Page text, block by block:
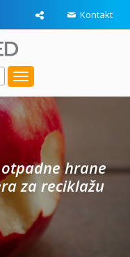
Kontakt
Toggle
navigation
hrane
za reciklažu